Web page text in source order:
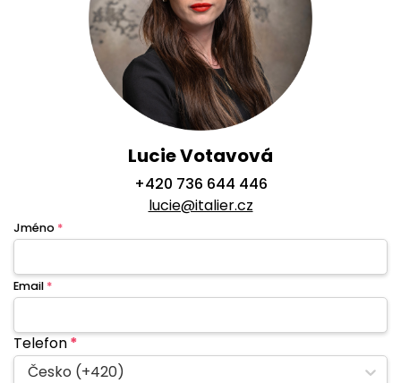
Lucie Votavová
+420 736 644 446
lucie@italier.cz
Jméno *
Email *
Telefon*
Česko (+420)